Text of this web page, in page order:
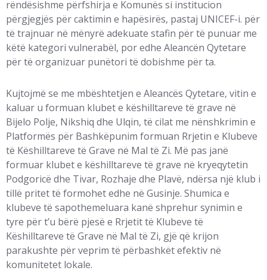
rëndësishme përfshirja e Komunës si institucion
përgjegjës për caktimin e hapësirës, ​​pastaj UNICEF-i. për
të trajnuar në mënyrë adekuate stafin për të punuar me
këtë kategori vulnerabël, por edhe Aleancën Qytetare
për të organizuar punëtori të dobishme për ta.
Kujtojmë se me mbështetjen e Aleancës Qytetare, vitin e
kaluar u formuan klubet e këshilltareve të grave në
Bijelo Polje, Nikshiq dhe Ulqin, të cilat me nënshkrimin e
Platformës për Bashkëpunim formuan Rrjetin e Klubeve
të Këshilltareve të Grave në Mal të Zi. Më pas janë
formuar klubet e këshilltareve të grave në kryeqytetin
Podgoricë dhe Tivar, Rozhaje dhe Plavë, ndërsa një klub i
tillë pritet të formohet edhe në Gusinje. Shumica e
klubeve të sapothemeluara kanë shprehur synimin e
tyre për t’u bërë pjesë e Rrjetit të Klubeve të
Këshilltareve të Grave në Mal të Zi, gjë që krijon
parakushte për veprim të përbashkët efektiv në
komunitetet lokale.